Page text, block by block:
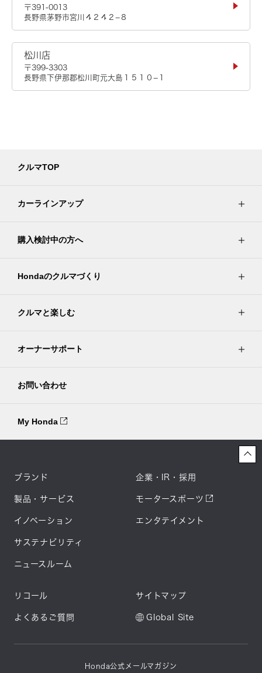
〒391-0013
長野県茅野市宮川４２４２−８
松川店
〒399-3303
長野県下伊那郡松川町元大島１５１０−１
クルマTOP
カーラインアップ
購入検討中の方へ
Hondaのクルマづくり
クルマと楽しむ
オーナーサポート
お問い合わせ
My Honda
ブランド
製品・サービス
イノベーション
サステナビリティ
ニュースルーム
企業・IR・採用
モータースポーツ
エンタテイメント
リコール
よくあるご質問
サイトマップ
Global Site
Honda公式メールマガジン